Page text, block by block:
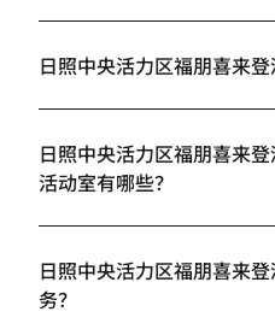
日照中央活力区福朋喜来
日照中央活力区福朋喜来
活动室有哪些？
日照中央活力区福朋喜来
务？